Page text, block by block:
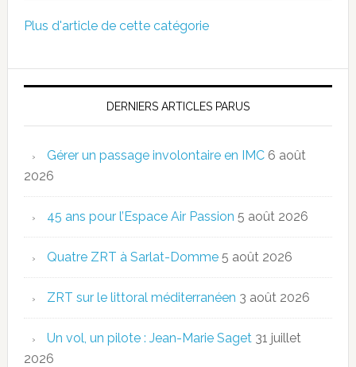
Plus d'article de cette catégorie
DERNIERS ARTICLES PARUS
Gérer un passage involontaire en IMC 6 août
2026
45 ans pour l’Espace Air Passion 5 août 2026
Quatre ZRT à Sarlat-Domme 5 août 2026
ZRT sur le littoral méditerranéen 3 août 2026
Un vol, un pilote : Jean-Marie Saget 31 juillet
2026